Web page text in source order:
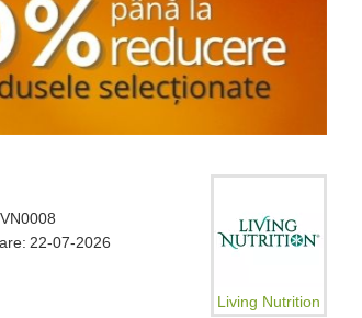
22-07-2026
Living Nutrition